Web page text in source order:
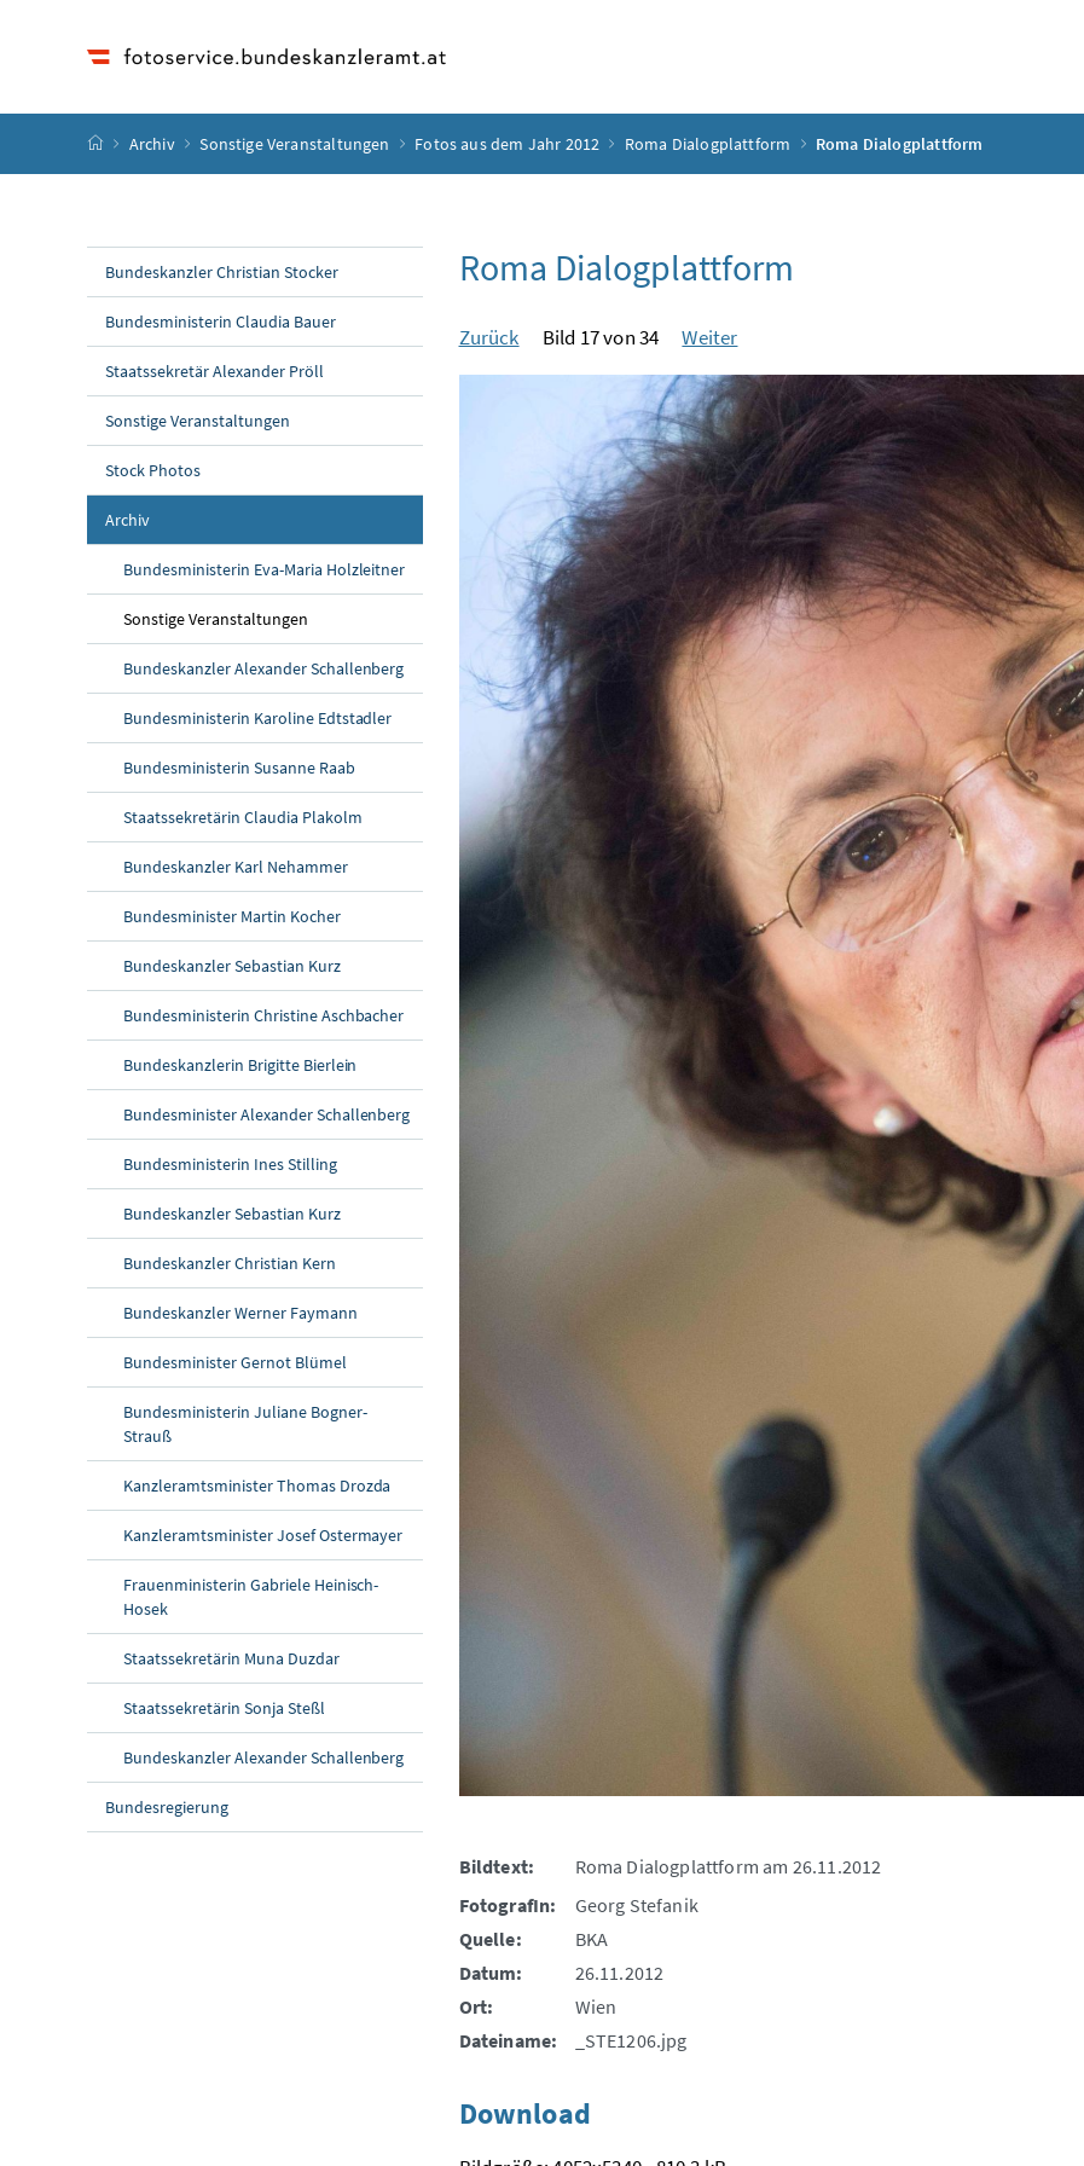
Startseite
Archiv Sonstige Veranstaltungen Fotos aus dem Jahr 2012 Roma Dialogplattform Roma Dialogplattform
Bundeskanzler Christian Stocker
Bundesministerin Claudia Bauer
Staatssekretär Alexander Pröll
Sonstige Veranstaltungen
Stock Photos
Archiv
Bundesministerin Eva-Maria Holzleitner
Sonstige Veranstaltungen
Bundeskanzler Alexander Schallenberg
Bundesministerin Karoline Edtstadler
Bundesministerin Susanne Raab
Staatssekretärin Claudia Plakolm
Bundeskanzler Karl Nehammer
Bundesminister Martin Kocher
Bundeskanzler Sebastian Kurz
Bundesministerin Christine Aschbacher
Bundeskanzlerin Brigitte Bierlein
Bundesminister Alexander Schallenberg
Bundesministerin Ines Stilling
Bundeskanzler Sebastian Kurz
Bundeskanzler Christian Kern
Bundeskanzler Werner Faymann
Bundesminister Gernot Blümel
Bundesministerin Juliane Bogner-
Strauß
Kanzleramtsminister Thomas Drozda
Kanzleramtsminister Josef Ostermayer
Frauenministerin Gabriele Heinisch-
Hosek
Staatssekretärin Muna Duzdar
Staatssekretärin Sonja Steßl
Bundeskanzler Alexander Schallenberg
Bundesregierung
Roma Dialogplattform
Zurück Bild 17 von 34 Weiter
Bildtext:
Roma Dialogplattform am 26.11.2012
FotografIn:
Georg Stefanik
Quelle:
BKA
Datum:
26.11.2012
Ort:
Wien
Dateiname:
_STE1206.jpg
Download